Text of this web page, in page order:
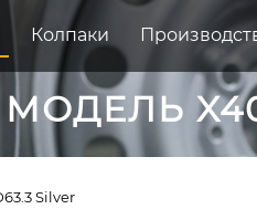
Колпаки
Silver